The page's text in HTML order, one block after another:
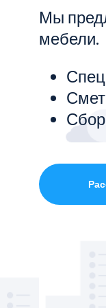
Показать все
Мы
мебели.